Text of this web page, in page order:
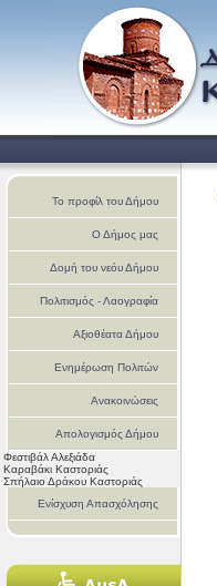
Το προφίλ του Δήμου
Ο Δήμος μας
Δομή του νεόυ Δήμου
Πολιτισμός - Λαογραφία
Αξιοθέατα Δήμου
Ενημέρωση Πολιτών
Ανακοινώσεις
Απολογισμός Δήμου
Καστοριάς
Φεστιβάλ Αλεξιάδα
Καραβάκι Καστοριάς
Σπήλαιο Δράκου Καστοριάς
Ενίσχυση Απασχόλησης